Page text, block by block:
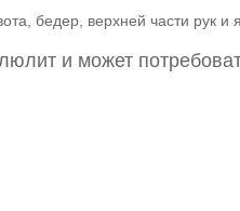
бедер, верхней части рук и
и может